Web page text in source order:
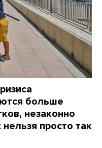
больше
незаконно
просто так